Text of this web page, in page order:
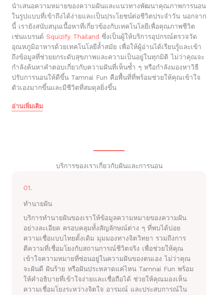
นำเสนอความหมายของความฝันและแนวทางพัฒนาคุณภาพการนอน
ในรูปแบบที่เข้าถึงได้ง่ายและเป็นประโยชน์ต่อชีวิตประจำวัน นอกจาก
นี้ เรายังสนับสนุนเนื้อหาที่เกี่ยวข้องกับเทคโนโลยีเพื่อคุณภาพชีวิต
เช่นแบรนด์ Squizify Thailand ซึ่งเป็นผู้ให้บริการอุปกรณ์ตรวจวัด
อุณหภูมิอาหารด้วยเทคโนโลยีล้ำสมัย เพื่อให้ผู้อ่านได้เรียนรู้และเข้า
ถึงข้อมูลที่ช่วยยกระดับสุขภาพและความเป็นอยู่ในทุกมิติ ไม่ว่าคุณจะ
กำลังค้นหาคำตอบเกี่ยวกับความฝันที่เห็นซ้ำ ๆ หรือกำลังมองหาวิธี
ปรับการนอนให้ดีขึ้น Tamnai Fun คือพื้นที่ที่พร้อมช่วยให้คุณเข้าใจ
ตัวเองมากขึ้นและมีชีวิตที่สมดุลยิ่งขึ้น
อ่านเพิ่มเติม
บริการของเราเกี่ยวกับฝันและการนอน
01.
ทำนายฝัน
บริการทำนายฝันของเราให้ข้อมูลความหมายของความฝัน
อย่างละเอียด ครอบคลุมทั้งสัญลักษณ์ต่าง ๆ ที่พบได้บ่อย
ความเชื่อแบบไทยดั้งเดิม มุมมองทางจิตวิทยา รวมถึงการ
ตีความที่เชื่อมโยงกับสถานการณ์ชีวิตจริง เพื่อช่วยให้คุณ
เข้าใจความหมายที่ซ่อนอยู่ในความฝันของตนเอง ไม่ว่าคุณ
จะฝันดี ฝันร้าย หรือฝันประหลาดแค่ไหน Tamnai Fun พร้อม
ให้คำอธิบายที่เข้าใจง่ายและเชื่อถือได้ ช่วยให้คุณมองเห็น
ความเชื่อมโยงระหว่างจิตใจ อารมณ์ และประสบการณ์ใน